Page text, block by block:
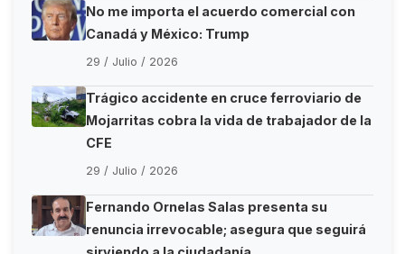
No me importa el acuerdo comercial con
Canadá y México: Trump
29 / Julio / 2026
Trágico accidente en cruce ferroviario de
Mojarritas cobra la vida de trabajador de la
CFE
29 / Julio / 2026
Fernando Ornelas Salas presenta su
renuncia irrevocable; asegura que seguirá